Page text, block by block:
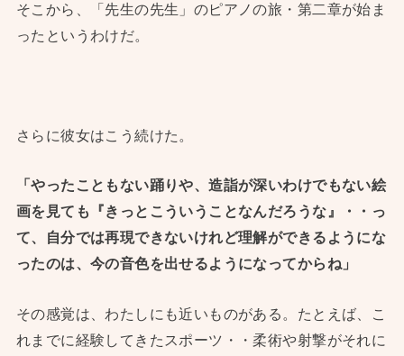
そこから、「先生の先生」のピアノの旅・第二章が始ま
ったというわけだ。
さらに彼女はこう続けた。
「やったこともない踊りや、造詣が深いわけでもない絵
画を見ても『きっとこういうことなんだろうな』・・っ
て、自分では再現できないけれど理解ができるようにな
ったのは、今の音色を出せるようになってからね」
その感覚は、わたしにも近いものがある。たとえば、こ
れまでに経験してきたスポーツ・・柔術や射撃がそれに